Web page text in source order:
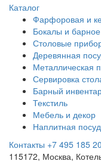
Каталог
Фарфоровая и
Бокалы и барное
Столовые
Деревянная
Металлическая
Сервировка
Барный
Текстиль
Мебель и декор
Наплитная
Контакты +7 495 185
115172, Москва,